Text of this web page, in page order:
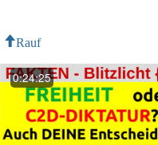
Rauf
0:24:25